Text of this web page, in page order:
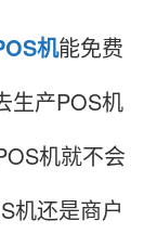
机能免费
生产POS机
机就不会
机还是商户